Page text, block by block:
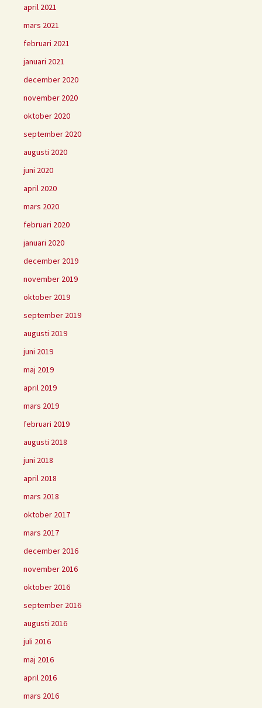
april 2021
mars 2021
februari 2021
januari 2021
december 2020
november 2020
oktober 2020
september 2020
augusti 2020
juni 2020
april 2020
mars 2020
februari 2020
januari 2020
december 2019
november 2019
oktober 2019
september 2019
augusti 2019
juni 2019
maj 2019
april 2019
mars 2019
februari 2019
augusti 2018
juni 2018
april 2018
mars 2018
oktober 2017
mars 2017
december 2016
november 2016
oktober 2016
september 2016
augusti 2016
juli 2016
maj 2016
april 2016
mars 2016